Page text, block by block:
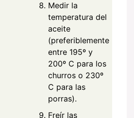
Medir la
temperatura del
aceite
(preferiblemente
entre 195º y
200º C para los
churros o 230º
C para las
porras).
Freír las